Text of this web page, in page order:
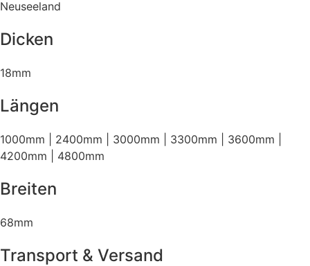
Neuseeland
Dicken
18mm
Längen
1000mm | 2400mm | 3000mm | 3300mm | 3600mm |
4200mm | 4800mm
Breiten
68mm
Transport & Versand